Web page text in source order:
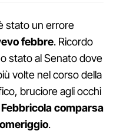
stato un errore
febbre. Ricordo
stato al Senato dove
volte nel corso della
bruciore agli occhi
Febbricola comparsa
.